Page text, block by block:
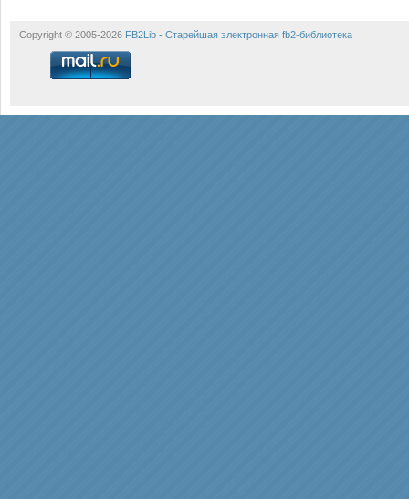
Copyright © 2005-2026 FB2Lib - Старейшая электронная fb2-библиотека